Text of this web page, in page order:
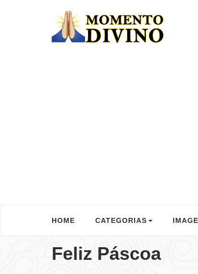
HOME CATEGORIAS
Feliz Páscoa